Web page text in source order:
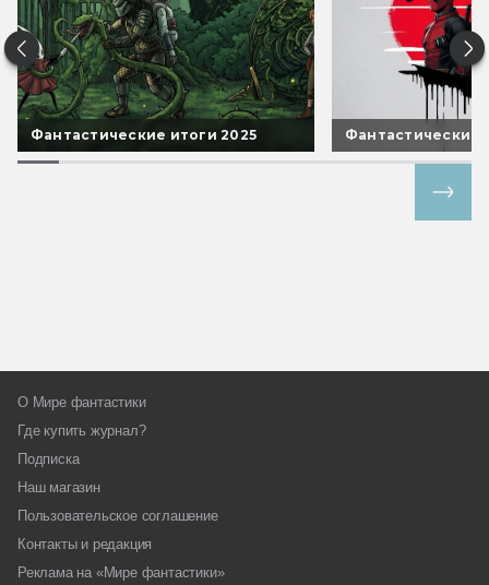
Фантастические итоги 2025 Фантастические
О Мире фантастики
Где купить журнал?
Подписка
Наш магазин
Пользовательское соглашение
Контакты и редакция
Реклама на «Мире фантастики»